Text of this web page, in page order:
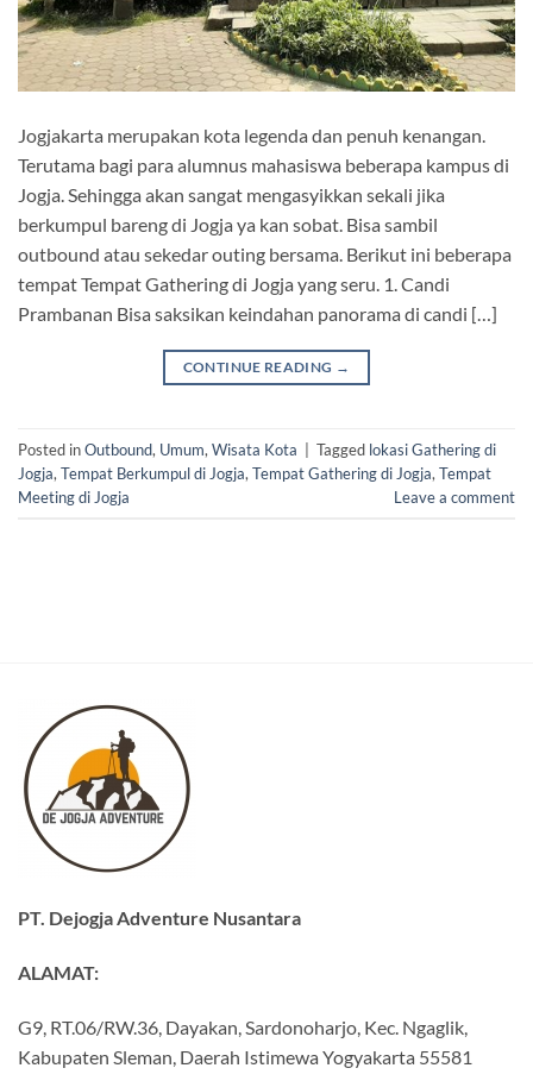
Jogjakarta merupakan kota legenda dan penuh kenangan.
Terutama bagi para alumnus mahasiswa beberapa kampus di
Jogja. Sehingga akan sangat mengasyikkan sekali jika
berkumpul bareng di Jogja ya kan sobat. Bisa sambil
outbound atau sekedar outing bersama. Berikut ini beberapa
tempat Tempat Gathering di Jogja yang seru. 1. Candi
Prambanan Bisa saksikan keindahan panorama di candi […]
CONTINUE READING →
Posted inOutbound, Umum, Wisata Kota Tagged lokasi Gathering di
Jogja, Tempat Berkumpul di Jogja, Tempat Gathering di Jogja, Tempat
Meeting di Jogja
Leave a comment
PT. Dejogja Adventure Nusantara
ALAMAT:
G9, RT.06/RW.36, Dayakan, Sardonoharjo, Kec. Ngaglik,
Kabupaten Sleman, Daerah Istimewa Yogyakarta 55581